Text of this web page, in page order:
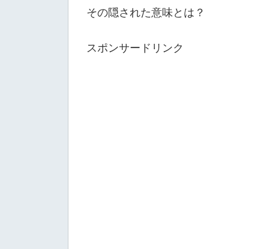
その隠された意味とは？
スポンサードリンク